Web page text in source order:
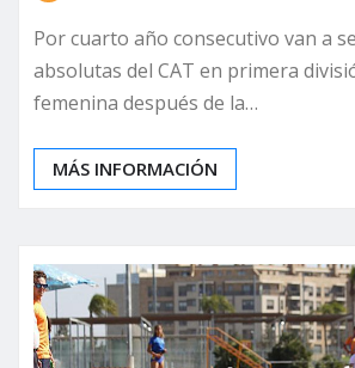
Por cuarto año consecutivo van a
absolutas del CAT en primera
femenina después de la…
MÁS INFORMACIÓN